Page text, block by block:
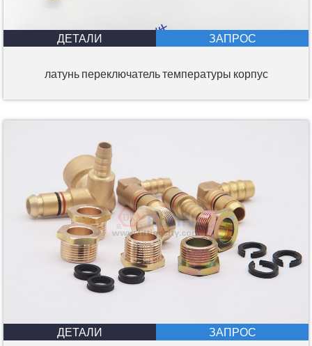
ДЕТАЛИ ЗАПРОС
латунь переключатель температуры корпус
ДЕТАЛИ ЗАПРОС